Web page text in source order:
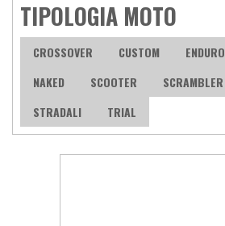
TIPOLOGIA MOTO
CROSSOVER CUSTOM ENDURO
NAKED
SCOOTER SCRAMBLER
STRADALI
TRIAL